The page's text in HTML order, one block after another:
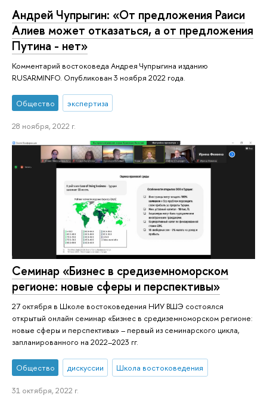
Андрей Чупрыгин: «От предложения Раиси
Алиев может отказаться, а от предложения
Путина - нет»
Комментарий востоковеда Андрея Чупрыгина изданию
RUSARMINFO. Опубликован 3 ноября 2022 года.
Общество экспертиза
28 ноября, 2022 г.
Семинар «Бизнес в средиземноморском
регионе: новые сферы и перспективы»
27 октября в Школе востоковедения НИУ ВШЭ состоялся
открытый онлайн семинар «Бизнес в средиземноморском регионе:
новые сферы и перспективы» – первый из семинарского цикла,
запланированного на 2022–2023 гг.
Общество дискуссии Школа востоковедения
31 октября, 2022 г.